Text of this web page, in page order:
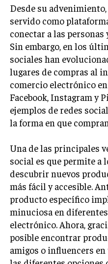
VENTAS Y
GESTIÓN DE
COMUNICACIÓN
GESTIÓN DE MARCA
INVESTIGACIÓN DE
ANÁLISIS DE
GESTIÓN DE
INNOVACIÓN
GESTIÓN DEL CAMBIO
LIDERAZGO
HABILIDADES
EMPRENDIMIENTO
PLANIFICACIÓN
Desde su
servido como
conectar a las
Sin embargo, en los
sociales han
lugares de compras al
comercio electrónico
Facebook, Instagram y
ejemplos de redes
la forma en que
Una de las principales
social es que permite a
descubrir nuevos
más fácil y accesible.
producto específico
minuciosa en
electrónico. Ahora,
posible encontrar
amigos o influencers en